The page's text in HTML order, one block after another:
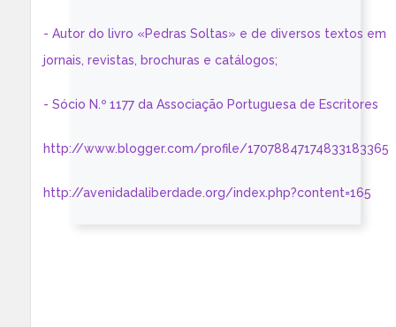
- Autor do livro «Pedras Soltas» e de diversos textos em
jornais, revistas, brochuras e catálogos;
- Sócio N.º 1177 da Associação Portuguesa de Escritores
http://www.blogger.com/profile/17078847174833183365
http://avenidadaliberdade.org/index.php?content=165